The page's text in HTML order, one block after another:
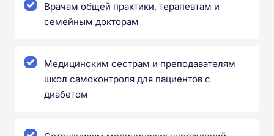
Врачам общей практики, терапевтам и
семейным докторам
Медицинским сестрам и преподавателям
школ самоконтроля для пациентов с
диабетом